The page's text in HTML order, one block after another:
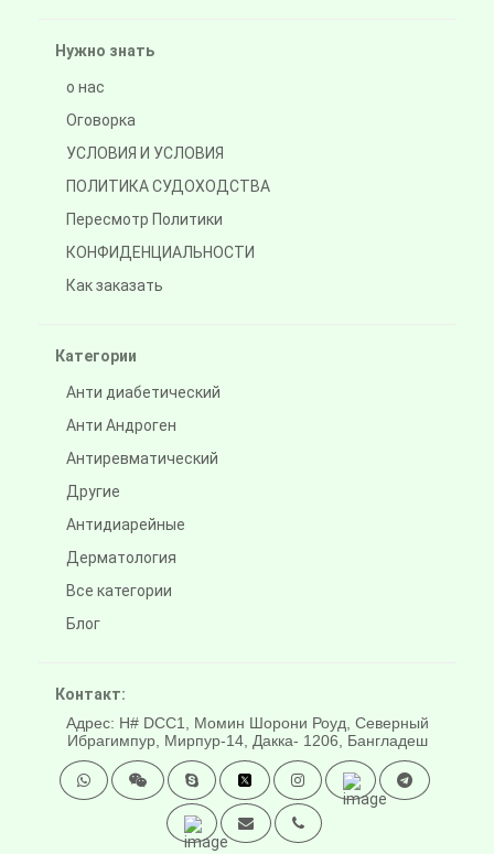
Нужно знать
о нас
Оговорка
УСЛОВИЯ И УСЛОВИЯ
ПОЛИТИКА СУДОХОДСТВА
Пересмотр Политики
КОНФИДЕНЦИАЛЬНОСТИ
Как заказать
Категории
Анти диабетический
Анти Андроген
Антиревматический
Другие
Антидиарейные
Дерматология
Все категории
Блог
Контакт:
Адрес: H# DCC1, Момин Шорони Роуд, Северный
Ибрагимпур, Мирпур-14, Дакка- 1206, Бангладеш